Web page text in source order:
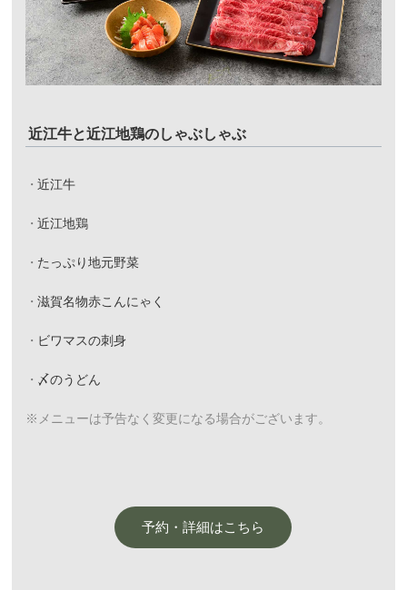
近江牛と近江地鶏のしゃぶしゃぶ
近江牛
近江地鶏
たっぷり地元野菜
滋賀名物赤こんにゃく
ビワマスの刺身
〆のうどん
※メニューは予告なく変更になる場合がございます。
予約・詳細はこちら